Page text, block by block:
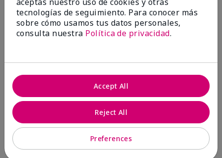
TimeWise® Matte 3D
Foundation
Light 1​ (subtonos rosados
fríos)
TimeWise® Luminous 3D
Light 1​ (subtonos rosados
fríos)
$28.00
tecnologías de seguimiento. Para conocer más
sobre cómo usamos tus datos personales,
consulta nuestra Política de privacidad.
Preferences
Reject All
Accept All